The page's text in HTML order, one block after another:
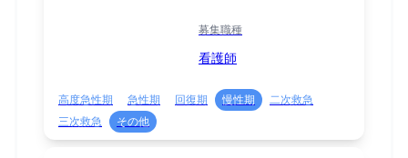
募集職種
看護師
高度急性期 急性期 回復期 慢性期
二次救急
三次救急
その他